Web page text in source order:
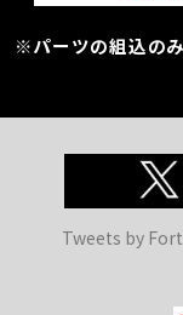
※パーツの組込の
Tweets by